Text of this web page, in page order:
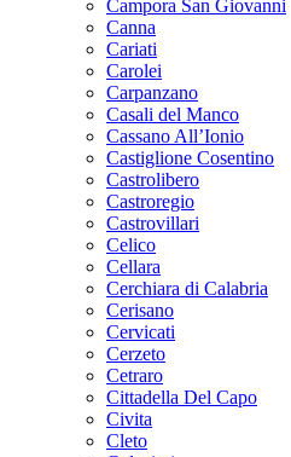
Campora San Giovanni
Canna
Cariati
Carolei
Carpanzano
Casali del Manco
Cassano All’Ionio
Castiglione Cosentino
Castrolibero
Castroregio
Castrovillari
Celico
Cellara
Cerchiara di Calabria
Cerisano
Cervicati
Cerzeto
Cetraro
Cittadella Del Capo
Civita
Cleto